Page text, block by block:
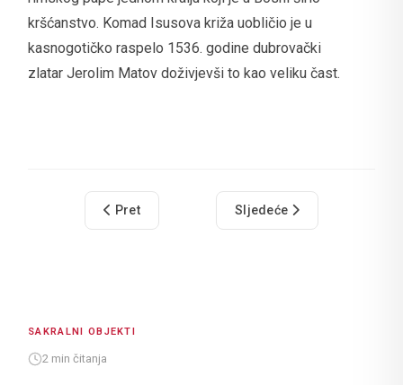
SAKRALNI OBJEKTI
2 min čitanja
kršćanstvo. Komad Isusova križa uobličio je u
kasnogotičko raspelo 1536. godine dubrovački
zlatar Jerolim Matov doživjevši to kao veliku čast.
Prethodni članak: Crkva svetoga Roka
Pret Sljedeći članak: Katedrala
Sljedeće